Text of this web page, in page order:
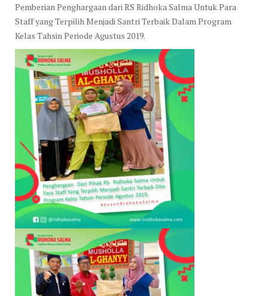
Pemberian Penghargaan dari RS Ridhoka Salma Untuk Para
Staff yang Terpilih Menjadi Santri Terbaik Dalam Program
Kelas Tahsin Periode Agustus 2019.